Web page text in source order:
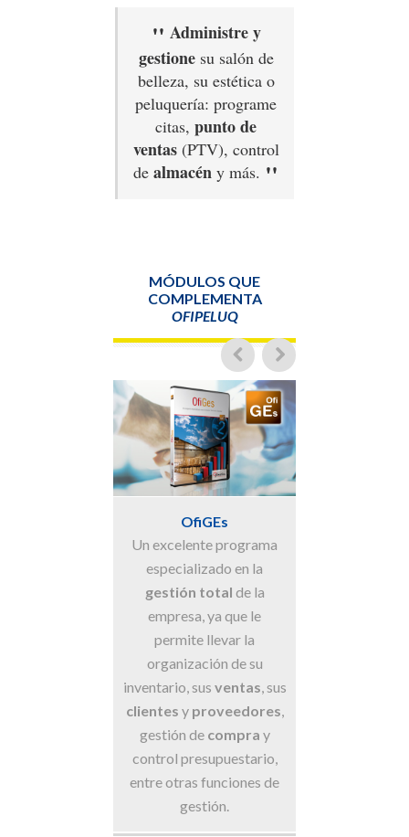
Administre y
gestionesu salón de
belleza, su estética o
peluquería: programe
citas, punto de
ventas(PTV), control
de almacén y más.
MÓDULOS QUE
COMPLEMENTA
OFIPELUQ
OfiGEs
Un excelente programa
especializado en la
gestión total de la
empresa, ya que le
permite llevar la
organización de su
inventario, sus ventas, sus
clientes y proveedores,
gestión de compra y
control presupuestario,
entre otras funciones de
gestión.